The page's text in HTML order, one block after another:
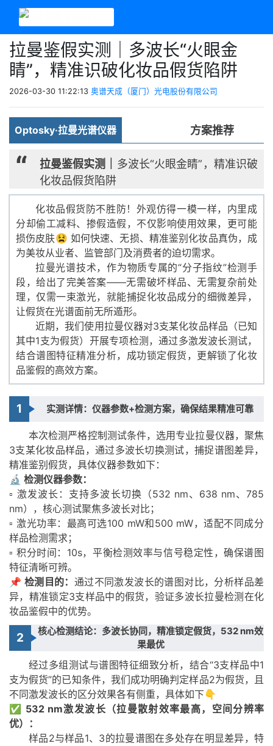
拉曼鉴假实测｜多波长“火眼金
睛”，精准识破化妆品假货陷阱
2026-03-30 11:22:13 奥谱天成（厦门）光电股份有限公司
Optosky·拉曼光谱仪器 方案推荐
“ 拉曼鉴假实测
多波长“火眼金睛”，精准识破
化妆品假货陷阱
化妆品假货防不胜防！外观仿得一模一样，内里成
分却偷工减料、掺假造假，不仅影响使用效果，更可能
损伤皮肤😫 如何快速、无损、精准鉴别化妆品真伪，成
为美妆从业者、监管部门及消费者的迫切需求。
拉曼光谱技术，作为物质专属的“分子指纹”检测手
段，给出了完美答案——无需破坏样品、无需复杂前处
理，仅需一束激光，就能捕捉化妆品成分的细微差异，
让假货在光谱面前无所遁形。
近期，我们使用拉曼仪器对3支某化妆品样品（已知
其中1支为假货）开展专项检测，通过多激发波长测试，
结合谱图特征精准分析，成功锁定假货，更解锁了化妆
品鉴假的高效方案。
1 实测详情：仪器参数+检测方案，确保结果精准可靠
本次检测严格控制测试条件，选用专业拉曼仪器，聚焦
3支某化妆品样品，通过多波长切换测试，捕捉谱图差异，
精准鉴别假货，具体仪器参数如下：
🔬 检测仪器参数：
▫️ 激发波长：支持多波长切换（532 nm、638 nm、785
nm），核心测试聚焦多波长对比；
▫️ 激光功率：最高可选100 mW和500 mW，适配不同成分
样品检测需求；
▫️ 积分时间：10s，平衡检测效率与信号稳定性，确保谱图
特征清晰可辨。
📌 检测目的： 通过不同激发波长的谱图对比，分析样品差
异，精准锁定3支样品中的假货，验证多波长拉曼检测在化
妆品鉴假中的优势。
2
核心检测结论：多波长协同，精准锁定假货，532 nm效
果最优
经过多组测试与谱图特征细致分析，结合“3支样品中1
支为假货”的已知条件，我们成功明确判定样品2为假货，且
不同激发波长的区分效果各有侧重，具体如下👇
✅ 532 nm激发波长（拉曼散射效率最高，空间分辨率
优）：
样品2与样品1、3的拉曼谱图在多处存在明显差异，特